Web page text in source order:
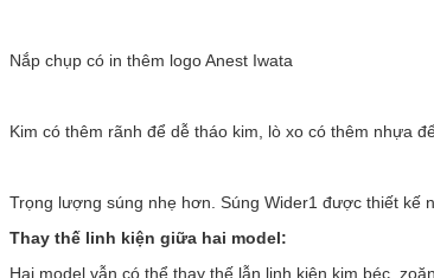
Nắp chụp có in thêm logo Anest Iwata
Kim có thêm rãnh để dễ tháo kim, lò xo có thêm nhựa
Trọng lượng súng nhẹ hơn. Súng Wider1 được thiết kế
Thay thế linh kiện giữa hai model:
Hai model vẫn có thể thay thế lẫn linh kiện kim béc,